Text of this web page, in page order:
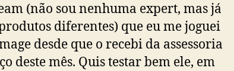
(não sou nenhuma expert, mas já
diferentes) que eu me joguei
desde que o recebi da assessoria
deste mês. Quis testar bem ele, em